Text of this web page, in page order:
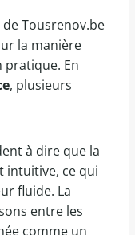
Tousrenov.be
la manière
En
, plusieurs
à dire que la
intuitive, ce qui
fluide. La
entre les
comme un